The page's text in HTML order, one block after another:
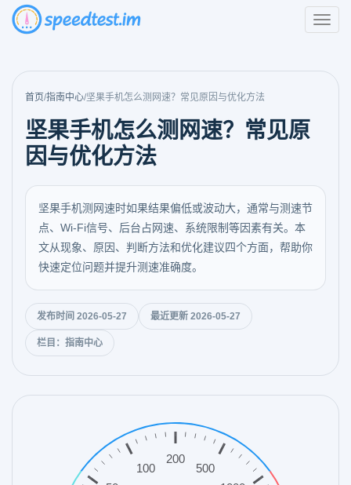
首页/指南中心/坚果手机怎么测网速？常见原因与优化方法
坚果手机怎么测网速？常见原
因与优化方法
坚果手机测网速时如果结果偏低或波动大，通常与测速节
点、Wi-Fi信号、后台占网速、系统限制等因素有关。本
文从现象、原因、判断方法和优化建议四个方面，帮助你
快速定位问题并提升测速准确度。
发布时间 2026-05-27 最近更新 2026-05-27
栏目：指南中心